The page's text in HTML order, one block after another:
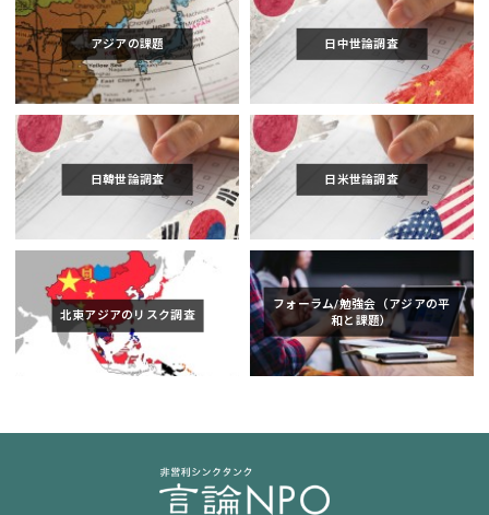
アジアの課題 日中世論調査
日韓世論調査 日米世論調査
北東アジアのリスク調査
フォーラム/勉強会（アジアの平
和と課題）